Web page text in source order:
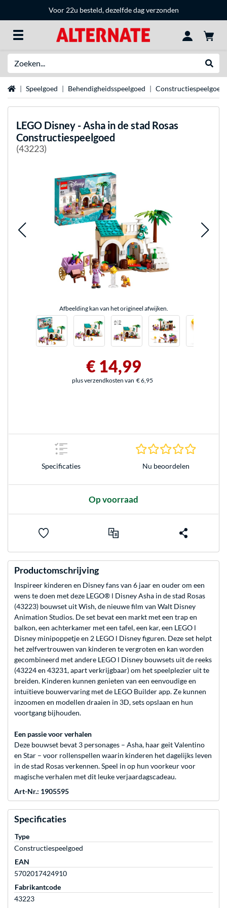
Voor 22u besteld, dezelfde dag verzonden
HomeSpeelgoed Behendigheidsspeelgoed Constructiespeelgoed
LEGO Disney - Asha in de stad Rosas
Constructiespeelgoed
(43223)
Afbeelding kan van het origineel afwijken.
€ 14,99
plus verzendkosten van € 6,95
Specificaties Nu beoordelen
Op voorraad
Productomschrijving
Inspireer kinderen en Disney fans van 6 jaar en ouder om een
wens te doen met deze LEGO® ǀ Disney Asha in de stad Rosas
(43223) bouwset uit Wish, de nieuwe film van Walt Disney
Animation Studios. De set bevat een markt met een trap en
balkon, een achterkamer met een tafel, een kar, een LEGO ǀ
Disney minipoppetje en 2 LEGO ǀ Disney figuren. Deze set helpt
het zelfvertrouwen van kinderen te vergroten en kan worden
gecombineerd met andere LEGO ǀ Disney bouwsets uit de reeks
(43224 en 43231, apart verkrijgbaar) om het speelplezier uit te
breiden. Kinderen kunnen genieten van een eenvoudige en
intuïtieve bouwervaring met de LEGO Builder app. Ze kunnen
inzoomen en modellen draaien in 3D, sets opslaan en hun
voortgang bijhouden.
Een passie voor verhalen
Deze bouwset bevat 3 personages – Asha, haar geit Valentino
en Star – voor rollenspellen waarin kinderen het dagelijks leven
in de stad Rosas verkennen. Speel in op hun voorkeur voor
magische verhalen met dit leuke verjaardagscadeau.
Art-Nr.: 1905595
Specificaties
Type
Constructiespeelgoed
EAN
5702017424910
Fabrikantcode
43223